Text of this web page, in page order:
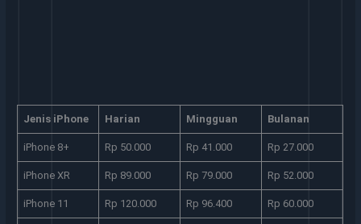
Jenis iPhone Harian Mingguan Bulanan
iPhone 8+ Rp 50.000 Rp 41.000 Rp 27.000
iPhone XR Rp 89.000 Rp 79.000 Rp 52.000
iPhone 11 Rp 120.000 Rp 96.400 Rp 60.000